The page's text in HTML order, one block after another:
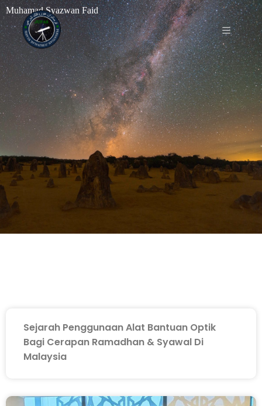
Muhamad Syazwan Faid
Sejarah Penggunaan Alat Bantuan Optik
Bagi Cerapan Ramadhan & Syawal Di
Malaysia